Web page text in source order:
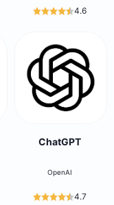
4.6
ChatGPT
OpenAI
4.7